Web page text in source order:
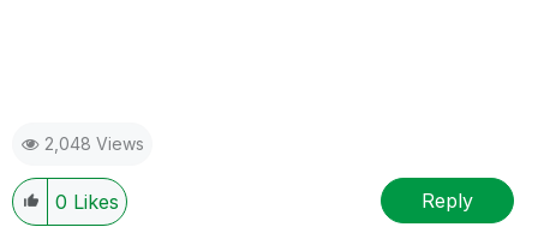
2,048 Views
0 Likes Reply